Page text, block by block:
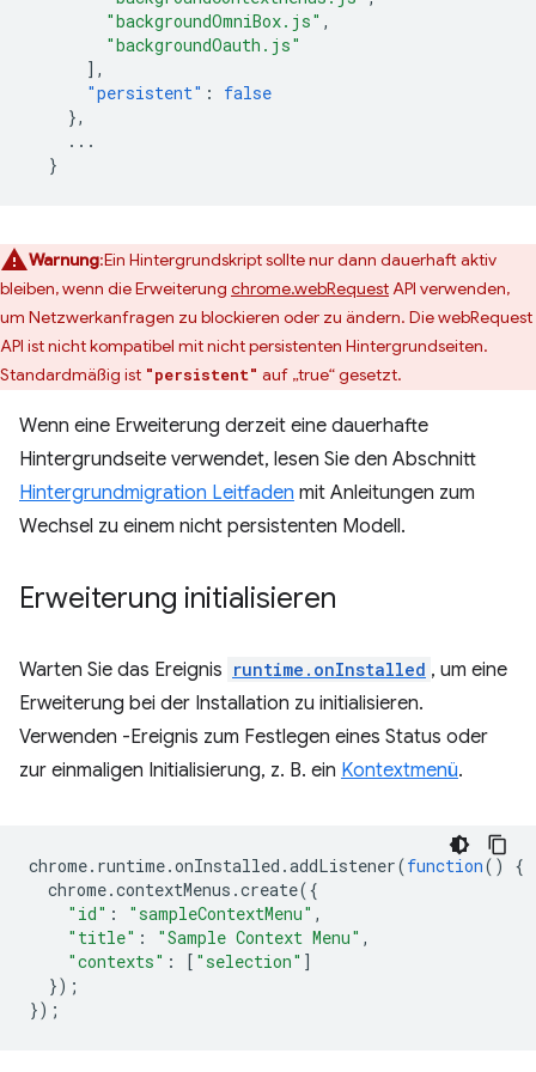
"backgroundOmniBox.js" ,
"backgroundOauth.js"
],
"persistent" :
false
},
...
}
Warnung:Ein Hintergrundskript sollte nur dann dauerhaft aktiv
bleiben, wenn die Erweiterung chrome.webRequestAPI verwenden,
um Netzwerkanfragen zu blockieren oder zu ändern. Die webRequest
API ist nicht kompatibel mit nicht persistenten Hintergrundseiten.
Standardmäßig ist "persistent" auf „true“ gesetzt.
Wenn eine Erweiterung derzeit eine dauerhafte
Hintergrundseite verwendet, lesen Sie den Abschnitt
Hintergrundmigration Leitfaden mit Anleitungen zum
Wechsel zu einem nicht persistenten Modell.
Erweiterung initialisieren
Warten Sie das Ereignis runtime.onInstalled , um eine
Erweiterung bei der Installation zu initialisieren.
Verwenden -Ereignis zum Festlegen eines Status oder
zur einmaligen Initialisierung, z. B. ein Kontextmenü.
chrome. runtime.onInstalled .addListener(function()
{
chrome.contextMenus .create({
"id" : "sampleContextMenu" ,
"title" : "Sample Context Menu" ,
"contexts" : [ "selection" ]
});
});